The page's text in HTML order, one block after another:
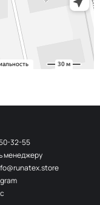
32-55
менеджеру